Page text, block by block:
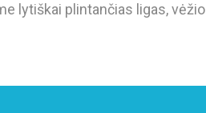
lytiškai plintančias ligas, vėžio